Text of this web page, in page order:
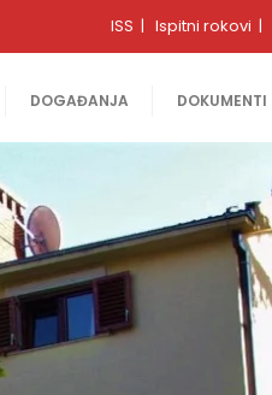
ISS Ispitni rokovi
DOGAĐANJA DOKUMENTI